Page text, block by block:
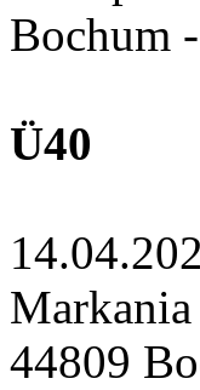
Bochum
Ü40
44809